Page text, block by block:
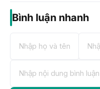
Bình luận nhanh